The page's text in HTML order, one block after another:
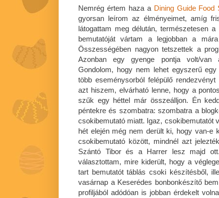
Nemrég értem haza a Dining Guide Food
gyorsan leírom az élményeimet, amíg
látogattam meg délután, természetesen
bemutatóját vártam a legjobban a
Összességében nagyon tetszettek a
Azonban egy gyenge pontja volt/van
Gondolom, hogy nem lehet egyszerű
több eseménysorból felépülő
azt hiszem, elvárható lenne, hogy a
szűk egy héttel már összeálljon. Én
péntekre és szombatra: szombatra a
csokibemutató miatt. Igaz, csokibemutatót
hét elején még nem derült ki, hogy van-e
csokibemutató között, mindnél azt
Szántó Tibor és a Harrer lesz majd
választottam, mire kiderült, hogy a
tart bemutatót táblás csoki készítésből,
vasárnap a Keserédes bonbonkészítő
profiljából adódóan is jobban érdekelt